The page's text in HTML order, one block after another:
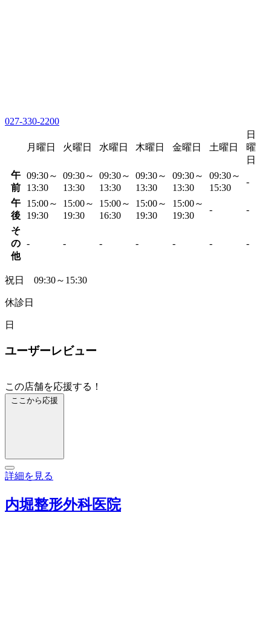
027-330-2200
月曜日 火曜日 水曜日 木曜日 金曜日 土曜日
日
曜
日
午
前
09:30～
13:30
09:30～
13:30
09:30～
13:30
09:30～
13:30
09:30～
13:30
09:30～
15:30
-
午
後
15:00～
19:30
15:00～
19:30
15:00～
16:30
15:00～
19:30
15:00～
19:30
- -
そ
の
他
- - - - - - -
祝日 09:30～15:30
休診日
日
ユーザーレビュー
この店舗を応援する！
ここから応援
詳細を見る
内堀整形外科医院